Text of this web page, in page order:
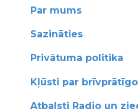
Par mums
Sazināties
Privātuma politika
Kļūsti par brīvprātīgo
Atbalsti Radio un